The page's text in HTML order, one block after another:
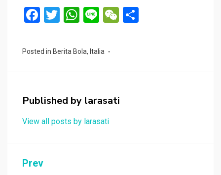
F
ce
o
k
T
tt
W
at
p
p
Li
e
W
Posted in Berita Bola, Italia
Published by larasati
View all posts by larasati
Navigasi
Prev